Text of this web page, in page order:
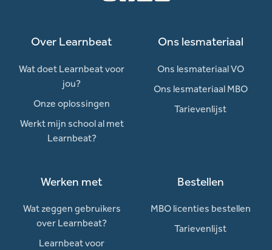
Over Learnbeat
Wat doet Learnbeat voor
jou?
Onze oplossingen
Werkt mijn school al met
Learnbeat?
Ons lesmateriaal
Ons lesmateriaal VO
Ons lesmateriaal MBO
Tarievenlijst
Werken met
Wat zeggen gebruikers
over Learnbeat?
Learnbeat voor
Bestellen
MBO licenties bestellen
Tarievenlijst